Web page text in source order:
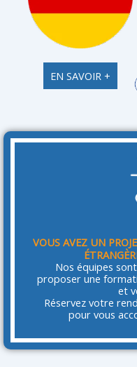
EN SAVOIR +
VOUS AVEZ UN
Nos équipes
proposer une
et
Réservez votre
pour vous